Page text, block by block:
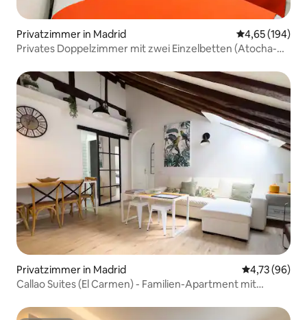
Privatzimmer in Madrid
4,65 (194)
Privates Doppelzimmer mit zwei Einzelbetten (Atocha-
Privatzimmer in Madrid
4,73 (96)
Callao Suites (El Carmen) - Familien-Apartment mit